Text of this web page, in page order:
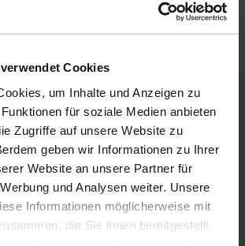
Cookies
um Inhalte und Anzeigen zu
für soziale Medien anbieten
Zugriffe auf unsere Website zu
geben wir Informationen zu Ihrer
Website an unsere Partner für
und Analysen weiter. Unsere
Informationen möglicherweise mit
die Sie ihnen bereitgestellt
aus und erhöhen so den
Rücksendung
kauften